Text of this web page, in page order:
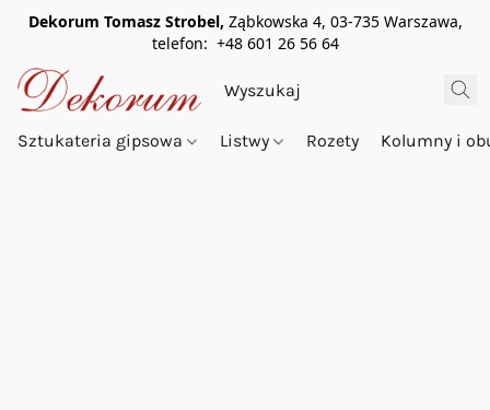
Dekorum Tomasz Strobel, Ząbkowska 4, 03-735 Warszawa,
telefon: +48 601 26 56 64
Sztukateria gipsowa Listwy Rozety Kolumny i